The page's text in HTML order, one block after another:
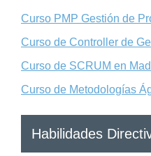
Curso PMP Gestión de
Curso de Controller de
Curso de SCRUM en
Curso de Metodologías
Habilidades